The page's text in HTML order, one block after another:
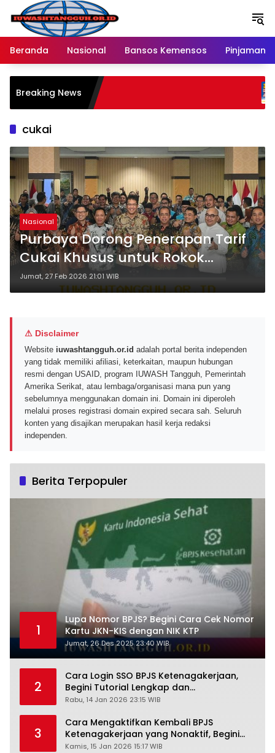
Langsung
konten
Beranda
Nasional Bansos Kemensos Pinjaman
Breaking News
cukai
Nasional
Purbaya Dorong Penerapan Tarif
Cukai Khusus untuk Rokok
dengan Skema Ini
Jumat, 27 Feb 2026 21:01 WIB
⚠ Disclaimer
Website iuwashtangguh.or.id adalah portal berita independen
yang tidak memiliki afiliasi, keterkaitan, maupun hubungan
resmi dengan USAID, program IUWASH Tangguh, Pemerintah
Amerika Serikat, atau lembaga/organisasi mana pun yang
sebelumnya menggunakan domain ini. Domain ini diperoleh
melalui proses registrasi domain expired secara sah. Seluruh
konten yang disajikan merupakan hasil kerja redaksi
independen.
Berita Terpopuler
1
Lupa Nomor BPJS? Begini Cara Cek Nomor
Kartu JKN-KIS dengan NIK KTP
Jumat, 26 Des 2025 23:40 WIB
2
Cara Login SSO BPJS Ketenagakerjaan,
Begini Tutorial Lengkap dan
Pengertiannya
Rabu, 14 Jan 2026 23:15 WIB
3
Cara Mengaktifkan Kembali BPJS
Ketenagakerjaan yang Nonaktif, Begini
Panduan Lengkapnya
Kamis, 15 Jan 2026 15:17 WIB